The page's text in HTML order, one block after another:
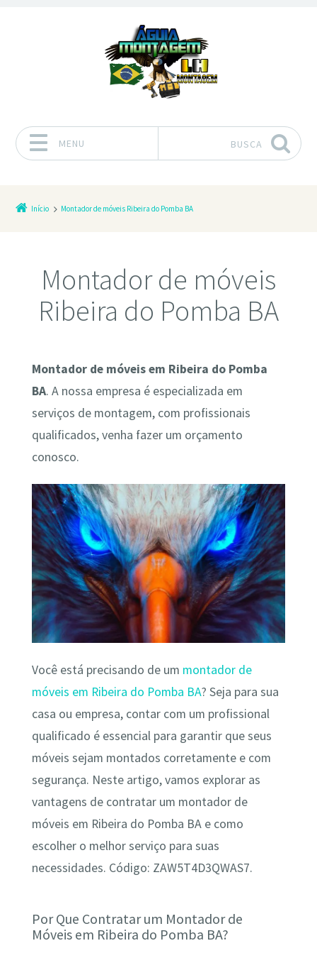
MENU BUSCA
Início Montador de móveis Ribeira do Pomba BA
Montador de móveis
Ribeira do Pomba BA
Montador de móveis em Ribeira do Pomba
BA. A nossa empresa é especializada em
serviços de montagem, com profissionais
qualificados, venha fazer um orçamento
conosco.
Você está precisando de um montador de
móveis em Ribeira do Pomba BA? Seja para sua
casa ou empresa, contar com um profissional
qualificado é essencial para garantir que seus
móveis sejam montados corretamente e com
segurança. Neste artigo, vamos explorar as
vantagens de contratar um montador de
móveis em Ribeira do Pomba BA e como
escolher o melhor serviço para suas
necessidades. Código: ZAW5T4D3QWAS7.
Por Que Contratar um Montador de
Móveis em Ribeira do Pomba BA?